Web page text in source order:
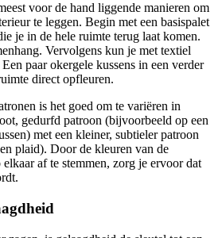
voor de hand liggende manieren om
te leggen. Begin met een basispalet
je in de hele ruimte terug laat komen.
Vervolgens kun je met textiel
paar okergele kussens in een verder
direct opfleuren.
is het goed om te variëren in
gedurfd patroon (bijvoorbeeld op een
met een kleiner, subtieler patroon
plaid). Door de kleuren van de
af te stemmen, zorg je ervoor dat